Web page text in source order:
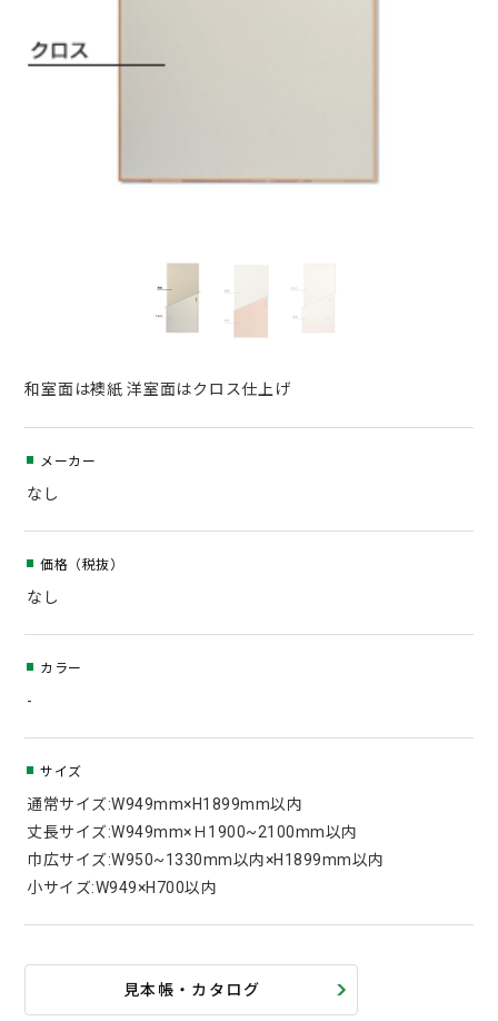
和室面は襖紙 洋室面はクロス仕上げ
メーカー
なし
価格（税抜）
なし
カラー
-
サイズ
通常サイズ:W949mm×H1899mm以内
丈長サイズ:W949mm×Ｈ1900~2100mm以内
巾広サイズ:W950~1330mm以内×H1899mm以内
小サイズ:W949×H700以内
見本帳・カタログ